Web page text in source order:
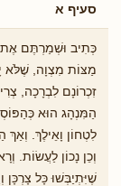
סעיף א
כְּתִיב וּשְׁמַרְתֶּם אֶת
מַצּוֹת מִצְוָה, שֶׁלֹּא
זִכְרוֹנָם לִבְרָכָה,
הַמִּנְהָג הוּא
לִטְחוֹן וָאֵילֶךְ.
וְכֵן נָכוֹן לַעֲשׂוֹת.
שֶׁיִּתְיַבְּשׁוּ כָּל צָרְכָּן